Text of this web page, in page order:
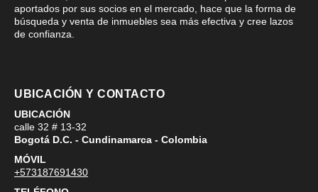
aportados por sus socios en el mercado, hace que la forma de
búsqueda y venta de inmuebles sea más efectiva y cree lazos
de confianza.
UBICACIÓN Y CONTACTO
UBICACIÓN
calle 32 # 13-32
Bogotá D.C. - Cundinamarca - Colombia
MÓVIL
+573187691430